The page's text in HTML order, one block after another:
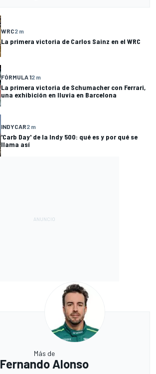
WRC2 m
La primera victoria de Carlos Sainz en el WRC
FÓRMULA 12 m
La primera victoria de Schumacher con Ferrari,
una exhibición en lluvia en Barcelona
INDYCAR2 m
'Carb Day' de la Indy 500: qué es y por qué se
llama así
Más de
Fernando Alonso